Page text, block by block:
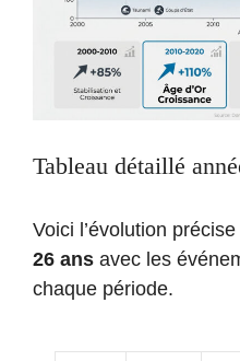
Tableau détaillé
Voici l’évolution précise
26 ans avec les
chaque période.